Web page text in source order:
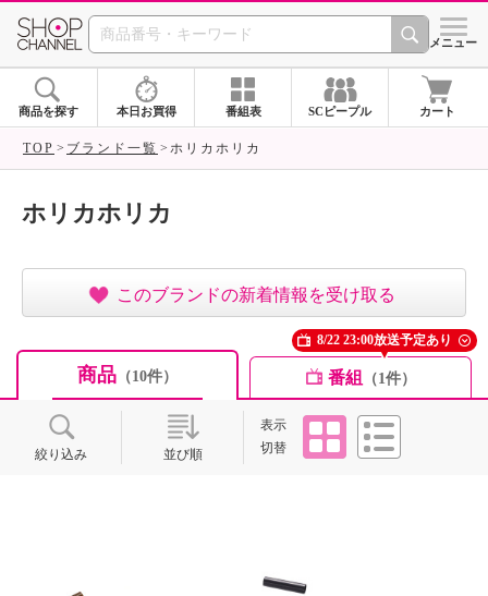
SHOP CHANNEL ショッ
メニュー
商品を探す 本日お買得 番組表 SCピープル カート
TOP ブランド一覧 ホリカホリカ
ホリカホリカ
このブランドの新着情報を受け取る
商品 （10件） 番組 （1件）
8/22 23:00放送予定あり
絞り込み 並び順
表示
切替
タイル